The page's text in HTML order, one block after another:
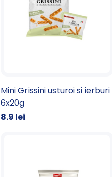
Mini Grissini usturoi si ierburi
6x20g
8.9 lei